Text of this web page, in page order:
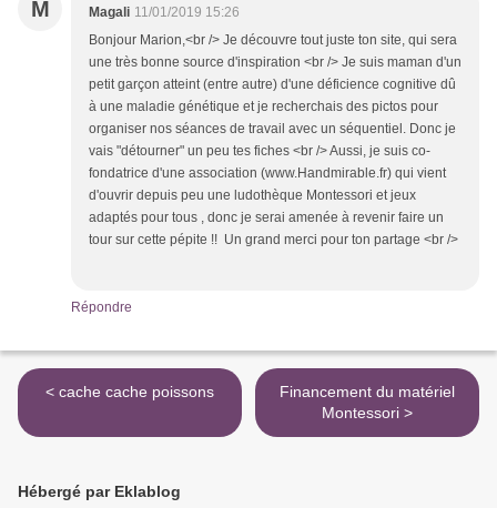
M Magali 11/01/2019 15:26
Bonjour Marion,<br /> Je découvre tout juste ton site, qui sera
une très bonne source d'inspiration <br /> Je suis maman d'un
petit garçon atteint (entre autre) d'une déficience cognitive dû
à une maladie génétique et je recherchais des pictos pour
organiser nos séances de travail avec un séquentiel. Donc je
vais "détourner" un peu tes fiches <br /> Aussi, je suis co-
fondatrice d'une association (www.Handmirable.fr) qui vient
d'ouvrir depuis peu une ludothèque Montessori et jeux
adaptés pour tous , donc je serai amenée à revenir faire un
tour sur cette pépite !! Un grand merci pour ton partage <br />
Répondre
< cache cache poissons
Financement du matériel
Montessori >
Hébergé par Eklablog